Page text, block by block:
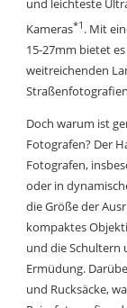
und leichteste
Kameras*1 . Mit
15-27mm bietet
weitreichenden
Doch warum ist
Fotografen? Der
Fotografen,
oder in
die Größe der
kompaktes
und die Schultern
Ermüdung.
und Rucksäcke,